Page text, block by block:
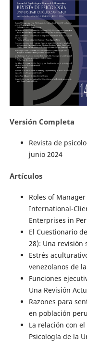
Versión Completa
Revista de
junio 2024
Artículos
Roles of
International-
Enterprises in
El Cuestionario
28): Una revisión
Estrés
venezolanos de
Funciones
Una Revisión
Razones para
en población
La relación con
Psicología de la